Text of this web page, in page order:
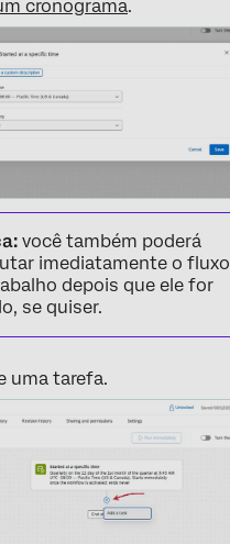
cronograma.
você também poderá
imediatamente o fluxo
depois que ele for
se quiser.
uma tarefa.